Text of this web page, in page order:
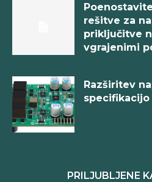
rešitve za
priključitve
vgrajenimi
Razširitev
specifikacijo
PRILJUBLJENE